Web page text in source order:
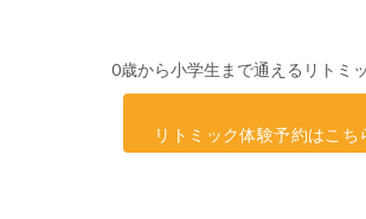
0歳から小学生まで通えるリトミ
リトミック体験予約はこち